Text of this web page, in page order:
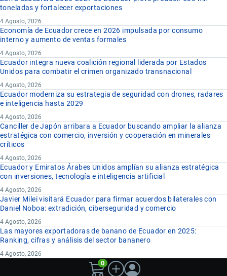
toneladas y fortalecer exportaciones
4 Agosto, 2026
Economía de Ecuador crece en 2026 impulsada por consumo
interno y aumento de ventas formales
4 Agosto, 2026
Ecuador integra nueva coalición regional liderada por Estados
Unidos para combatir el crimen organizado transnacional
4 Agosto, 2026
Ecuador moderniza su estrategia de seguridad con drones, radares
e inteligencia hasta 2029
4 Agosto, 2026
Canciller de Japón arribara a Ecuador buscando ampliar la alianza
estratégica con comercio, inversión y cooperación en minerales
críticos
4 Agosto, 2026
Ecuador y Emiratos Árabes Unidos amplían su alianza estratégica
con inversiones, tecnología e inteligencia artificial
4 Agosto, 2026
Javier Milei visitará Ecuador para firmar acuerdos bilaterales con
Daniel Noboa: extradición, ciberseguridad y comercio
4 Agosto, 2026
Las mayores exportadoras de banano de Ecuador en 2025:
Ranking, cifras y análisis del sector bananero
4 Agosto, 2026
0